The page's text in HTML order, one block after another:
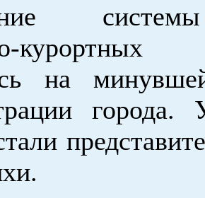
курортных
на
города.